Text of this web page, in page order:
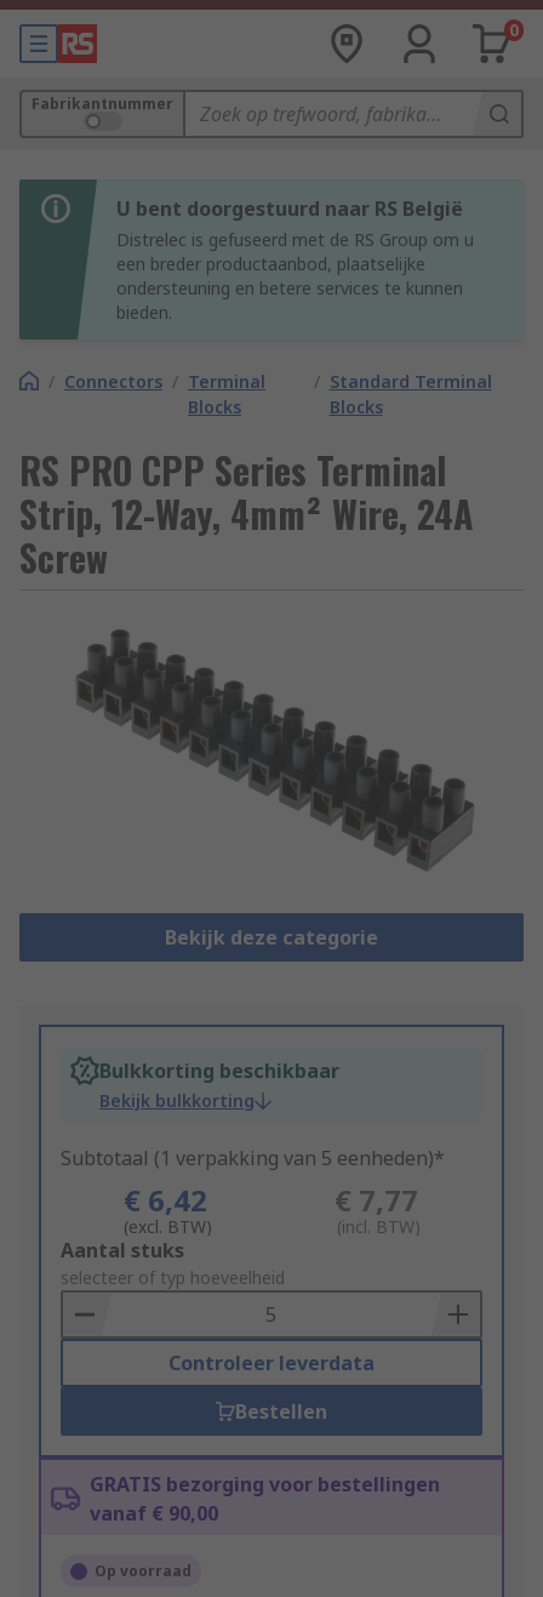
0
Fabrikantnummer
U bent doorgestuurd naar RS België
Distrelec is gefuseerd met de RS Group om u
een breder productaanbod, plaatselijke
ondersteuning en betere services te kunnen
bieden.
/ Connectors / Terminal
Blocks
/ Standard Terminal
Blocks
RS PRO CPP Series Terminal
Strip, 12-Way, 4mm² Wire, 24A
Screw
Bekijk deze categorie
Bulkkorting beschikbaar
Bekijk bulkkorting
Subtotaal (1 verpakking van 5 eenheden)*
€ 6,42
(excl. BTW)
€ 7,77
(incl. BTW)
Add
to
Basket
Aantal stuks
selecteer of typ hoeveelheid
Controleer leverdata
Bestellen
GRATIS bezorging voor bestellingen
vanaf € 90,00
Op voorraad